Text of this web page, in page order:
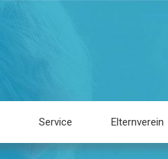
Service Elternverein